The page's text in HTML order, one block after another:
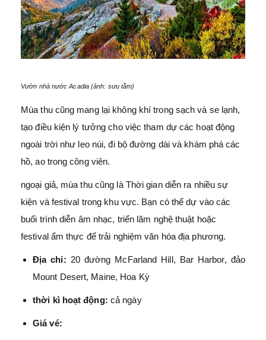
Vườn nhà nước Acadia (ảnh: sưu tầm)
Mùa thu cũng mang lại không khí trong sạch và se lạnh,
tạo điều kiện lý tưởng cho việc tham dự các hoạt động
ngoài trời như leo núi, đi bộ đường dài và khám phá các
hồ, ao trong công viên.
ngoại giả, mùa thu cũng là Thời gian diễn ra nhiều sự
kiện và festival trong khu vực. Bạn có thể dự vào các
buổi trình diễn âm nhạc, triển lãm nghệ thuật hoặc
festival ẩm thực để trải nghiệm văn hóa địa phương.
Địa chỉ: 20 đường McFarland Hill, Bar Harbor, đảo
Mount Desert, Maine, Hoa Kỳ
thời kì hoạt động: cả ngày
Giá vé: